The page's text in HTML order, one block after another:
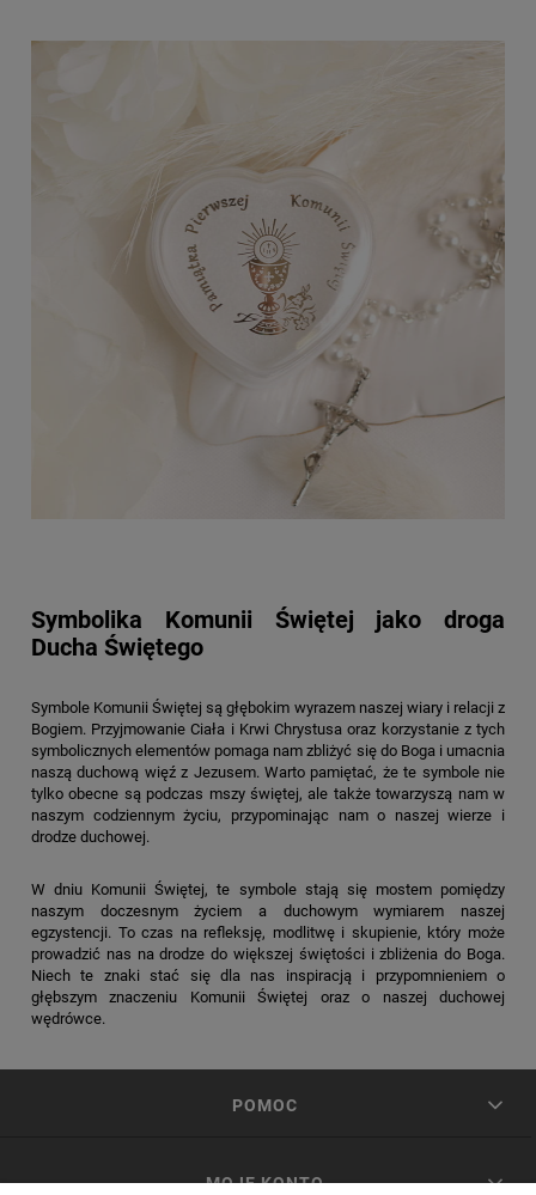
Symbolika Komunii Świętej jako droga
Ducha Świętego
Symbole Komunii Świętej są głębokim wyrazem naszej wiary i relacji z
Bogiem. Przyjmowanie Ciała i Krwi Chrystusa oraz korzystanie z tych
symbolicznych elementów pomaga nam zbliżyć się do Boga i umacnia
naszą duchową więź z Jezusem. Warto pamiętać, że te symbole nie
tylko obecne są podczas mszy świętej, ale także towarzyszą nam w
naszym codziennym życiu, przypominając nam o naszej wierze i
drodze duchowej.
W dniu Komunii Świętej, te symbole stają się mostem pomiędzy
naszym doczesnym życiem a duchowym wymiarem naszej
egzystencji. To czas na refleksję, modlitwę i skupienie, który może
prowadzić nas na drodze do większej świętości i zbliżenia do Boga.
Niech te znaki stać się dla nas inspiracją i przypomnieniem o
głębszym znaczeniu Komunii Świętej oraz o naszej duchowej
wędrówce.
POMOC
MOJE KONTO